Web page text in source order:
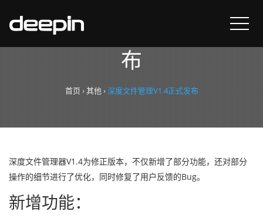
深度文件管理V1.4正式发
布
首页›其他›深度文件管理V1.4正式发布
深度文件管理器V1.4为修正版本，不仅新增了部分功能，还对部分
操作的细节进行了优化，同时修复了用户反馈的Bug。
新增功能：